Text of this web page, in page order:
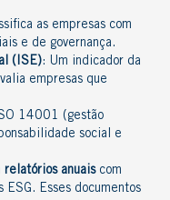
as empresas com
e de governança.
(ISE): Um indicador da
empresas que
14001 (gestão
social e
relatórios anuaiscom
ESG. Esses documentos